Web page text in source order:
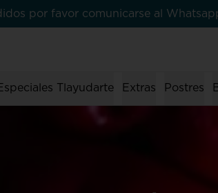
por favor comunicarse al
Tlayudarte Extras Postres